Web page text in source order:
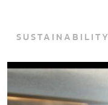
SUSTAINABILITY